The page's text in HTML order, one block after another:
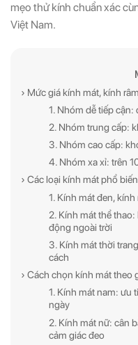
mẹo thử kính chuẩn xác
Việt Nam.
› Mức giá kính mát, kính
1. Nhóm dễ tiếp cận:
2. Nhóm trung cấp:
3. Nhóm cao cấp:
4. Nhóm xa xỉ: trên
› Các loại kính mát phổ
1. Kính mát đen,
2. Kính mát thể
động ngoài trời
3. Kính mát thời
cách
› Cách chọn kính mát theo
1. Kính mát nam: ưu
ngày
2. Kính mát nữ: cân
cảm giác đeo